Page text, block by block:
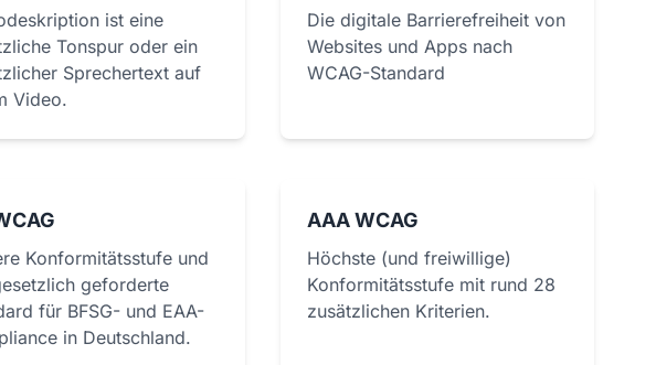
ist eine
Tonspur oder ein
Sprechertext auf
Video.
Die digitale Barrierefreiheit von
Websites und Apps nach
WCAG-Standard
Konformitätsstufe und
geforderte
für BFSG- und EAA-
in Deutschland.
AAA WCAG
Höchste (und freiwillige)
Konformitätsstufe mit rund 28
zusätzlichen Kriterien.